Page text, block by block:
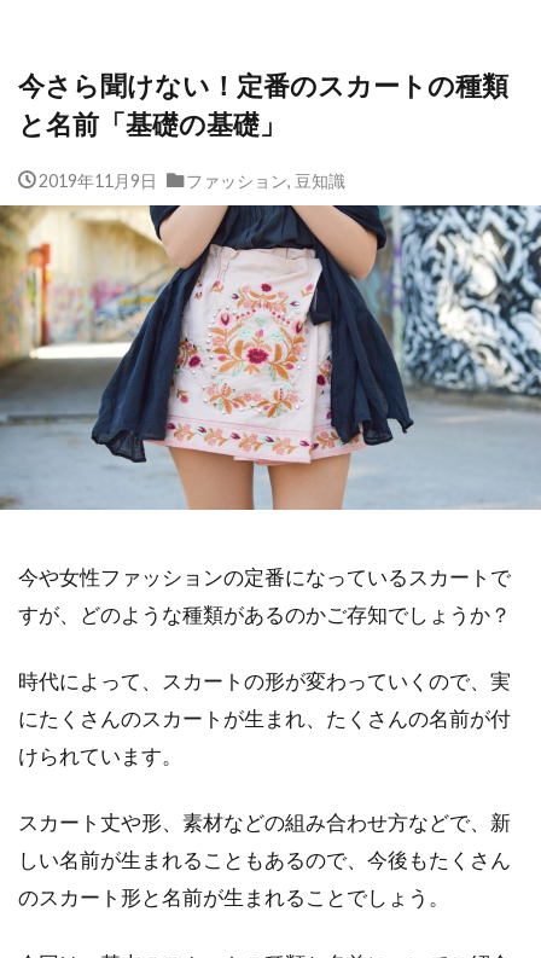
今さら聞けない！定番のスカートの種類
と名前「基礎の基礎」
2019年11月9日 ファッション, 豆知識
今や女性ファッションの定番になっているスカートで
すが、どのような種類があるのかご存知でしょうか？
時代によって、スカートの形が変わっていくので、実
にたくさんのスカートが生まれ、たくさんの名前が付
けられています。
スカート丈や形、素材などの組み合わせ方などで、新
しい名前が生まれることもあるので、今後もたくさん
のスカート形と名前が生まれることでしょう。